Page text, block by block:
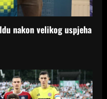
nakon velikog uspjeha